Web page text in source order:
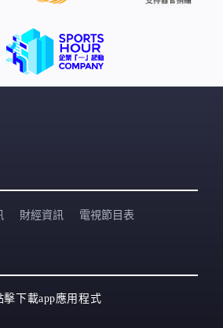
財經資訊 電視節目表
擊下載app應用程式